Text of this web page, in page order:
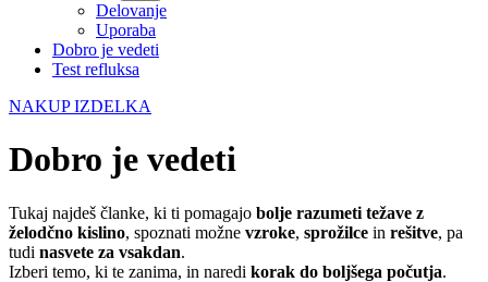
Delovanje
Uporaba
Dobro je vedeti
Test refluksa
NAKUP IZDELKA
Dobro je vedeti
Tukaj najdeš članke, ki ti pomagajo bolje razumeti težave z
želodčno kislino, spoznati možne vzroke, sprožilce in rešitve, pa
tudi nasvete za vsakdan.
Izberi temo, ki te zanima, in naredi korak do boljšega počutja.